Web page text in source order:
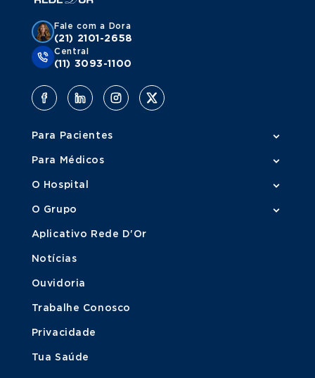
Fale com a Dora
(21) 2101-2658
Central
(11) 3093-1100
Para Pacientes
Para Médicos
O Hospital
O Grupo
Aplicativo Rede D'Or
Notícias
Ouvidoria
Trabalhe Conosco
Privacidade
Tua Saúde